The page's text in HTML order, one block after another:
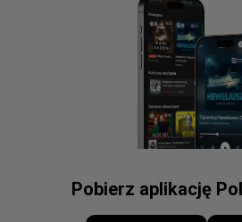
Pobierz aplikację